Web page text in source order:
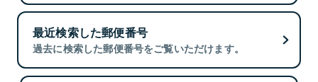
最近検索した郵便番号
過去に検索した郵便番号をご覧いただけます。